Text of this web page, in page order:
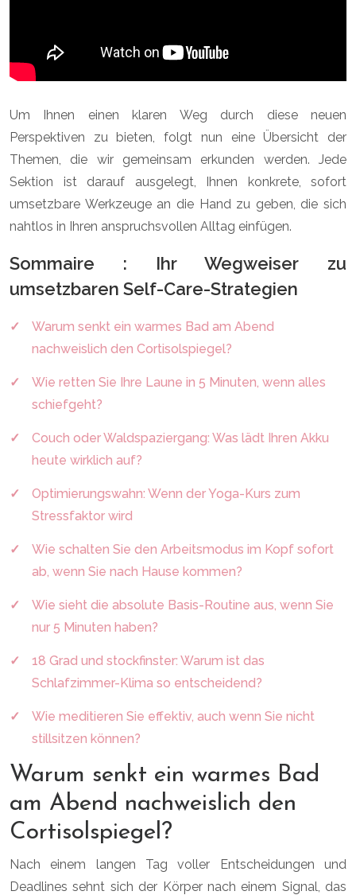
Um Ihnen einen klaren Weg durch diese neuen
Perspektiven zu bieten, folgt nun eine Übersicht der
Themen, die wir gemeinsam erkunden werden. Jede
Sektion ist darauf ausgelegt, Ihnen konkrete, sofort
umsetzbare Werkzeuge an die Hand zu geben, die sich
nahtlos in Ihren anspruchsvollen Alltag einfügen.
Sommaire : Ihr Wegweiser zu
umsetzbaren Self-Care-Strategien
Warum senkt ein warmes Bad am Abend
nachweislich den Cortisolspiegel?
Wie retten Sie Ihre Laune in 5 Minuten, wenn alles
schiefgeht?
Couch oder Waldspaziergang: Was lädt Ihren Akku
heute wirklich auf?
Optimierungswahn: Wenn der Yoga-Kurs zum
Stressfaktor wird
Wie schalten Sie den Arbeitsmodus im Kopf sofort
ab, wenn Sie nach Hause kommen?
Wie sieht die absolute Basis-Routine aus, wenn Sie
nur 5 Minuten haben?
18 Grad und stockfinster: Warum ist das
Schlafzimmer-Klima so entscheidend?
Wie meditieren Sie effektiv, auch wenn Sie nicht
stillsitzen können?
Warum senkt ein warmes Bad
am Abend nachweislich den
Cortisolspiegel?
Nach einem langen Tag voller Entscheidungen und
Deadlines sehnt sich der Körper nach einem Signal, das